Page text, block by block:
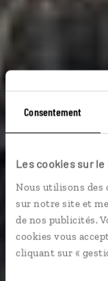
Consentement
Les cookies sur
Nous utilisons
sur notre site et
de nos publicités.
cookies vous
cliquant sur «
Circuit dans les